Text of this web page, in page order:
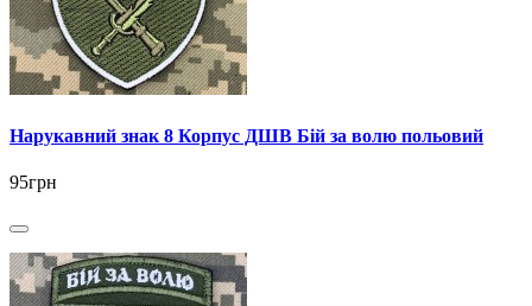
Нарукавний знак 8 Корпус ДШВ Бій за волю польовий
95грн